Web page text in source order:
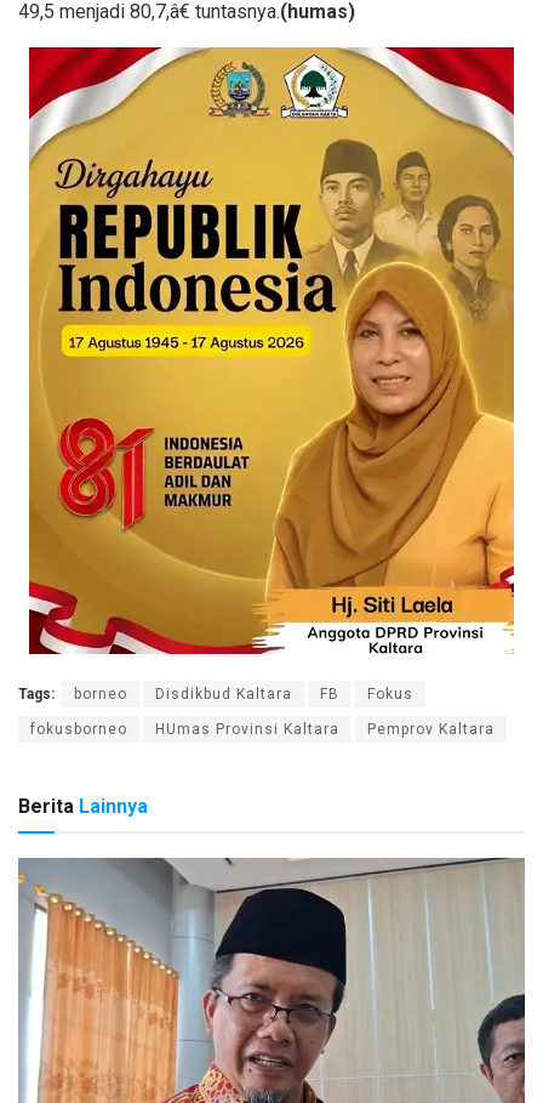
49,5 menjadi 80,7,â€ tuntasnya.(humas)
Tags: borneo Disdikbud Kaltara FB Fokus
fokusborneo HUmas Provinsi Kaltara Pemprov Kaltara
Berita Lainnya